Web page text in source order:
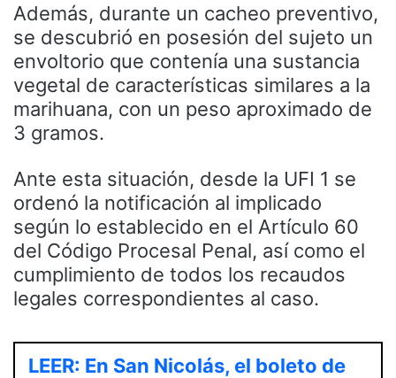
Además, durante un cacheo preventivo,
se descubrió en posesión del sujeto un
envoltorio que contenía una sustancia
vegetal de características similares a la
marihuana, con un peso aproximado de
3 gramos.
Ante esta situación, desde la UFI 1 se
ordenó la notificación al implicado
según lo establecido en el Artículo 60
del Código Procesal Penal, así como el
cumplimiento de todos los recaudos
legales correspondientes al caso.
LEER: En San Nicolás, el boleto de